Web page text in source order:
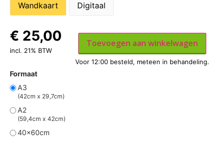
Wandkaart Digitaal
Formaat
A3
(42cm x 29,7cm)
A2
(59,4cm x 42cm)
40x60cm
€ 25,00
incl. 21% BTW
Toevoegen aan winkelwagen